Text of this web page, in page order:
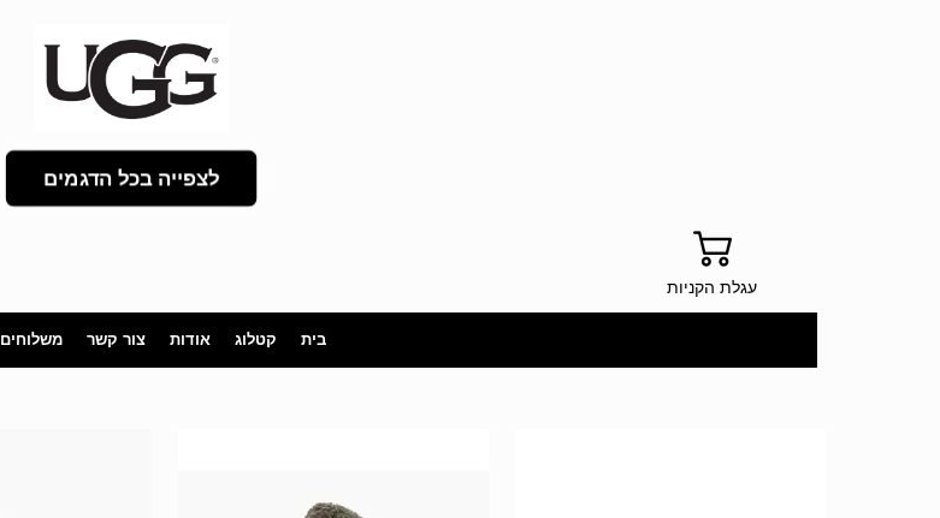
לצפייה בכל הדגמים
עגלת הקניות
בית קטלוג אודות צור קשר משלוחים